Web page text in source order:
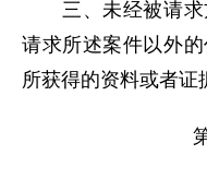
三、未经被请求
请求所述案件以外
所获得的资料或者证
第